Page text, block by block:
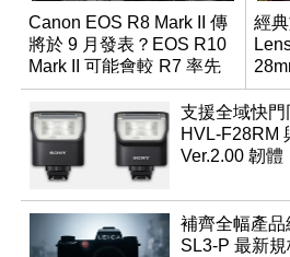
Canon EOS R8 Mark II 傳
將於 9 月發表？EOS R10
Mark II 可能會較 R7 率先
推出
經
乾鏡
支援全域快
HVL-F28RM
Ver.2.00 韌體
補齊全幅產
SL3-P 最新